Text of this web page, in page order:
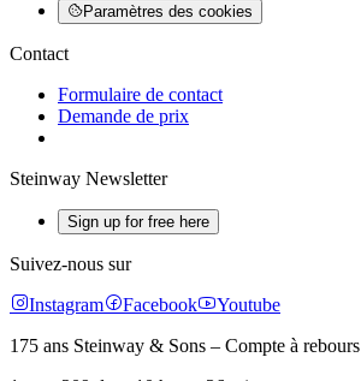
Paramètres des cookies
Contact
Formulaire de contact
Demande de prix
Steinway Newsletter
Sign up for free here
Suivez-nous sur
Instagram
Facebook
Youtube
175 ans Steinway & Sons – Compte à rebours